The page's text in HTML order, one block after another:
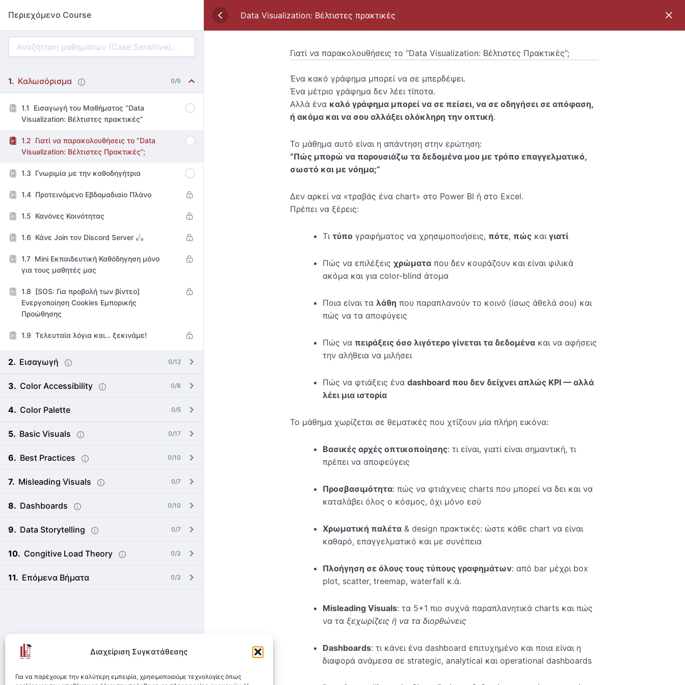
Διαχείριση Συγκατάθεσης
Για να παρέχουμε την καλύτερη εμπειρία, χρησιμοποιούμε τεχνολογίες όπως
Περιεχόμενο Course
Καλωσόρισμα 0/9
Εισαγωγή του Μαθήματος “Data
Visualization: Βέλτιστες πρακτικές”
Γιατί να παρακολουθήσεις το “Data
Visualization: Βέλτιστες Πρακτικές”;
Γνωριμία με την καθοδηγήτρια
Προτεινόμενο Εβδομαδιαίο Πλάνο
Κανόνες Κοινότητας
Κάνε Join τον Discord Server
Mini Εκπαιδευτική Καθόδηγηση μόνο
για τους μαθητές μας
[SOS: Για προβολή των βίντεο]
Ενεργοποίηση Cookies Εμπορικής
Προώθησης
Τελευταία λόγια και… ξεκινάμε!
Εισαγωγή 0/12
Color Accessibility 0/8
Color Palette 0/5
Basic Visuals 0/17
Best Practices 0/10
Misleading Visuals 0/7
Dashboards 0/10
Data Storytelling 0/7
Congitive Load Theory 0/3
Επόμενα Βήματα 0/3
Data Visualization: Βέλτιστες πρακτικές
Γιατί να παρακολουθήσεις το “Data Visualization: Βέλτιστες Πρακτικές”;
Ένα κακό γράφημα μπορεί να σε μπερδέψει.
Ένα μέτριο γράφημα δεν λέει τίποτα.
Αλλά ένα καλό γράφημα μπορεί να σε πείσει, να σε οδηγήσει σε απόφαση,
ή ακόμα και να σου αλλάξει ολόκληρη την οπτική.
Το μάθημα αυτό είναι η απάντηση στην ερώτηση:
“Πώς μπορώ να παρουσιάζω τα δεδομένα μου με τρόπο επαγγελματικό,
σωστό και με νόημα;”
Δεν αρκεί να «τραβάς ένα chart» στο Power BI ή στο Excel.
Πρέπει να ξέρεις:
Τιτύπο γραφήματος να χρησιμοποιήσεις, πότε, πώς καιγιατί
Πώς να επιλέξειςχρώματα που δεν κουράζουν και είναι φιλικά
ακόμα και για color-blind άτομα
Ποια είναι ταλάθη που παραπλανούν το κοινό (ίσως άθελά σου) και
πώς να τα αποφύγεις
Πώς να πειράξεις όσο λιγότερο γίνεται τα δεδομένα και να αφήσεις
την αλήθεια να μιλήσει
Πώς να φτιάξεις έναdashboard που δεν δείχνει απλώς KPI — αλλά
λέει μια ιστορία
Το μάθημα χωρίζεται σε θεματικές που χτίζουν μία πλήρη εικόνα:
Βασικές αρχές οπτικοποίησης: τι είναι, γιατί είναι σημαντική, τι
πρέπει να αποφεύγεις
Προσβασιμότητα: πώς να φτιάχνεις charts που μπορεί να δει και να
καταλάβει όλος ο κόσμος, όχι μόνο εσύ
Χρωματική παλέτα & design πρακτικές: ώστε κάθε chart να είναι
καθαρό, επαγγελματικό και με συνέπεια
Πλοήγηση σε όλους τους τύπους γραφημάτων: από bar μέχρι box
plot, scatter, treemap, waterfall κ.ά.
Misleading Visuals: τα 5+1 πιο συχνά παραπλανητικά charts και πώς
να ταξεχωρίζεις ή να τα διορθώνεις
Dashboards: τι κάνει ένα dashboard επιτυχημένο και ποια είναι η
διαφορά ανάμεσα σε strategic, analytical και operational dashboards